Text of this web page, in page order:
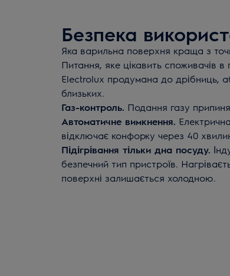
Безпека
Яка варильна поверхня краща з
Питання, яке цікавить споживачів
Electrolux продумана до дрібниць,
близьких.
Газ-контроль. Подання газу
Автоматичне вимкнення.
відключає конфорку через 40
Підігрівання тільки дна посуду.
безпечний тип пристроїв.
поверхні залишається холодною.